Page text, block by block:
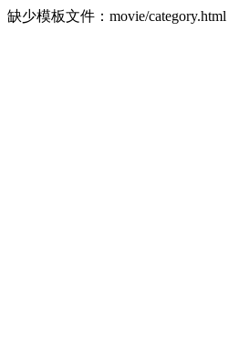
缺少模板文件：movie/category.html